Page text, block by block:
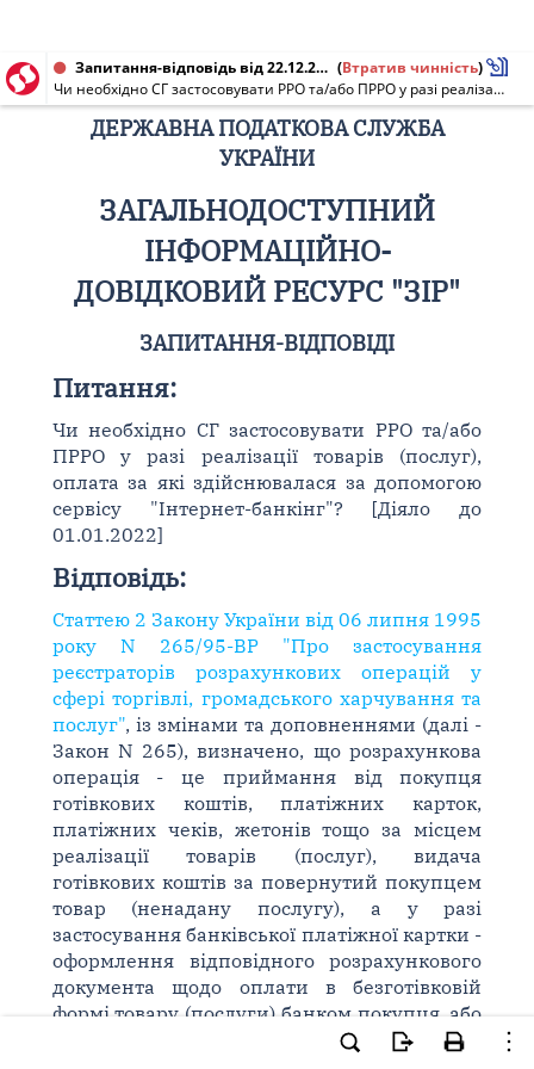
Запитання-відповідь від 22.12.2020 (Втратив чинність)
Чи необхідно СГ застосовувати РРО та/або ПРРО у разі реалізації товарів (послуг), оплата за які здійснювалася за допомогою сервісу "Інтернет-банкінг"? [Діяло до 01.01.2022]
ДЕРЖАВНА ПОДАТКОВА СЛУЖБА
УКРАЇНИ
ЗАГАЛЬНОДОСТУПНИЙ
ІНФОРМАЦІЙНО-
ДОВІДКОВИЙ РЕСУРС "ЗІР"
ЗАПИТАННЯ-ВІДПОВІДІ
Питання:
Чи необхідно СГ застосовувати РРО та/або
ПРРО у разі реалізації товарів (послуг),
оплата за які здійснювалася за допомогою
сервісу "Інтернет-банкінг"? [Діяло до
01.01.2022]
Відповідь:
Статтею 2 Закону України від 06 липня 1995
року N 265/95-ВР "Про застосування
реєстраторів розрахункових операцій у
сфері торгівлі, громадського харчування та
послуг", із змінами та доповненнями (далі -
Закон N 265), визначено, що розрахункова
операція - це приймання від покупця
готівкових коштів, платіжних карток,
платіжних чеків, жетонів тощо за місцем
реалізації товарів (послуг), видача
готівкових коштів за повернутий покупцем
товар (ненадану послугу), а у разі
застосування банківської платіжної картки -
оформлення відповідного розрахункового
документа щодо оплати в безготівковій
формі товару (послуги) банком покупця, або
у разі повернення товару (відмови від